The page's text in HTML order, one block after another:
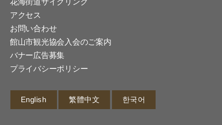
花海街道サイクリング
アクセス
お問い合わせ
館山市観光協会入会のご案内
バナー広告募集
プライバシーポリシー
English 繁體中文 한국어